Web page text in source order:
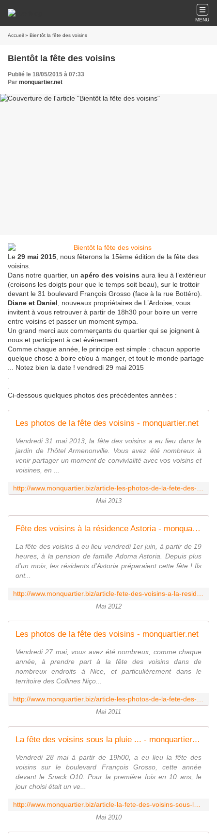
MENU
Accueil » Bientôt la fête des voisins
Bientôt la fête des voisins
Publié le 18/05/2015 à 07:33
Par monquartier.net
Le 29 mai 2015 , nous fêterons la 15ème édition de la fête des
voisins.
Dans notre quartier, un apéro des voisins aura lieu à l’extérieur
(croisons les doigts pour que le temps soit beau), sur le trottoir
devant le 31 boulevard François Grosso (face à la rue Bottéro).
Diane et Daniel , nouveaux propriétaires de L’Ardoise, vous
invitent à vous retrouver à partir de 18h30 pour boire un verre
entre voisins et passer un moment sympa.
Un grand merci aux commerçants du quartier qui se joignent à
nous et participent à cet événement.
Comme chaque année, le principe est simple : chacun apporte
quelque chose à boire et/ou à manger, et tout le monde partage
... Notez bien la date ! vendredi 29 mai 2015
Ci-dessous quelques photos des précédentes années :
Les photos de la fête des voisins - monquartier.net
Vendredi 31 mai 2013, la fête des voisins a eu lieu dans le
jardin de l'hôtel Armenonville. Vous avez été nombreux à
venir partager un moment de convivialité avec vos voisins et
voisines, en ...
Mai 2013
Fête des voisins à la résidence Astoria - monquartier.net
La fête des voisins à eu lieu vendredi 1er juin, à partir de 19
heures, à la pension de famille Adoma Astoria. Depuis plus
d'un mois, les résidents d'Astoria préparaient cette fête ! Ils
ont...
Mai 2012
Les photos de la fête des voisins - monquartier.net
Vendredi 27 mai, vous avez été nombreux, comme chaque
année, à prendre part à la fête des voisins dans de
nombreux endroits à Nice, et particulièrement dans le
territoire des Collines Niço...
Mai 2011
La fête des voisins sous la pluie ... - monquartier.net
Vendredi 28 mai à partir de 19h00, a eu lieu la fête des
voisins sur le boulevard François Grosso, cette année
devant le Snack O10. Pour la première fois en 10 ans, le
jour choisi était un ve...
Mai 2010